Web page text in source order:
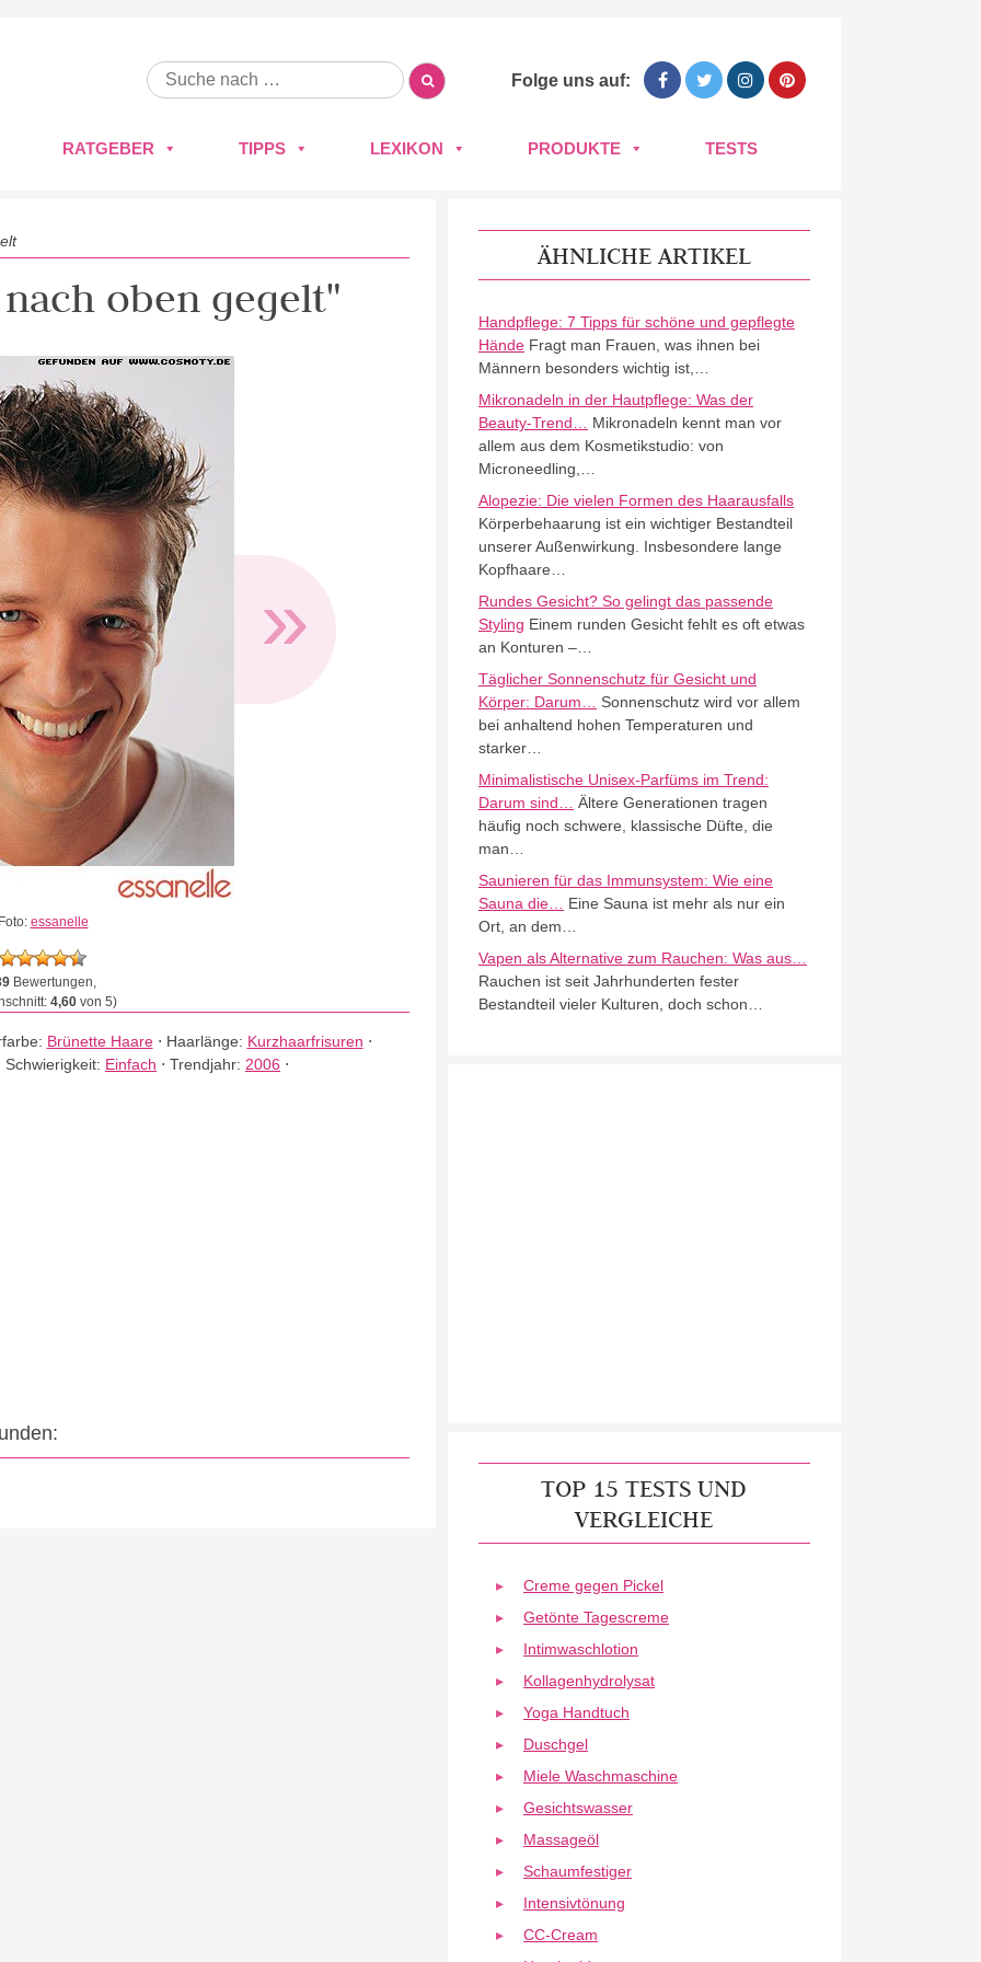
Folge uns auf:
RATGEBER TIPPS LEXIKON PRODUKTE TESTS
oben gegelt"
»
essanelle
Bewertungen,
4,60von 5)
Brünette Haare⋅ Haarlänge: Kurzhaarfrisuren ⋅
Schwierigkeit: Einfach ⋅Trendjahr: 2006 ⋅
ÄHNLICHE ARTIKEL
Handpflege: 7 Tipps für schöne und gepflegte
HändeFragt man Frauen, was ihnen bei
Männern besonders wichtig ist,…
Mikronadeln in der Hautpflege: Was der
Beauty-Trend…
Mikronadeln kennt man vor
allem aus dem Kosmetikstudio: von
Microneedling,…
Alopezie: Die vielen Formen des Haarausfalls
Körperbehaarung ist ein wichtiger Bestandteil
unserer Außenwirkung. Insbesondere lange
Kopfhaare…
Rundes Gesicht? So gelingt das passende
Styling Einem runden Gesicht fehlt es oft etwas
an Konturen –…
Täglicher Sonnenschutz für Gesicht und
Körper: Darum…
Sonnenschutz wird vor allem
bei anhaltend hohen Temperaturen und
starker…
Minimalistische Unisex-Parfüms im Trend:
Darum sind…
Ältere Generationen tragen
häufig noch schwere, klassische Düfte, die
man…
Saunieren für das Immunsystem: Wie eine
Sauna die…
Eine Sauna ist mehr als nur ein
Ort, an dem…
Vapen als Alternative zum Rauchen: Was aus…
Rauchen ist seit Jahrhunderten fester
Bestandteil vieler Kulturen, doch schon…
TOP 15 TESTS UND
VERGLEICHE
Creme gegen Pickel
Getönte Tagescreme
Intimwaschlotion
Kollagenhydrolysat
Yoga Handtuch
Duschgel
Miele Waschmaschine
Gesichtswasser
Massageöl
Schaumfestiger
Intensivtönung
CC-Cream